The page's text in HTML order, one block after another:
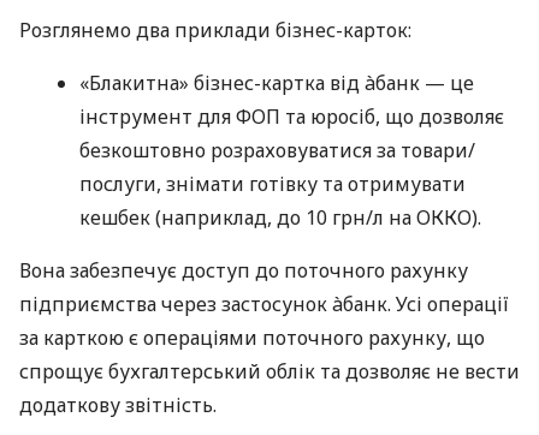
Розглянемо два приклади бізнес-карток:
«Блакитна» бізнес-картка від àбанк — це
інструмент для ФОП та юросіб, що дозволяє
безкоштовно розраховуватися за товари/
послуги, знімати готівку та отримувати
кешбек (наприклад, до 10 грн/л на ОККО).
Вона забезпечує доступ до поточного рахунку
підприємства через застосунок àбанк. Усі операції
за карткою є операціями поточного рахунку, що
спрощує бухгалтерський облік та дозволяє не вести
додаткову звітність.